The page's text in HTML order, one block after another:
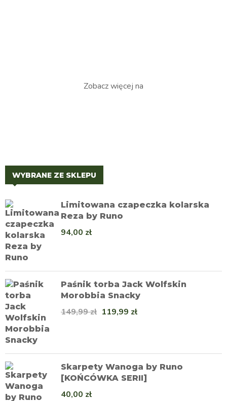
Zobacz więcej na
WYBRANE ZE SKLEPU
Limitowana czapeczka kolarska
Reza by Runo
94,00 zł
Paśnik torba Jack Wolfskin
Morobbia Snacky
149,99zł 119,99 zł
Skarpety Wanoga by Runo
[KOŃCÓWKA SERII]
40,00 zł